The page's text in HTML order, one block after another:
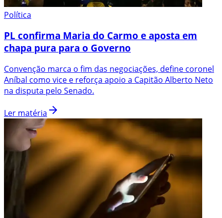
Política
PL confirma Maria do Carmo e aposta em
chapa pura para o Governo
Convenção marca o fim das negociações, define coronel
Aníbal como vice e reforça apoio a Capitão Alberto Neto
na disputa pelo Senado.
Ler matéria